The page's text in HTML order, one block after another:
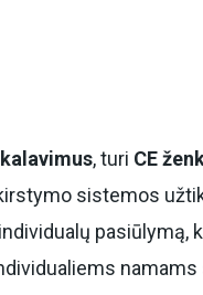
, turi CE
sistemos